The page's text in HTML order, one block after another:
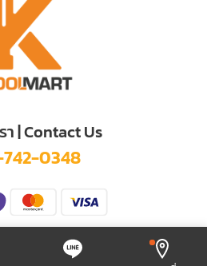
า | Contact Us
0348
TOOL MART CO., LTD.